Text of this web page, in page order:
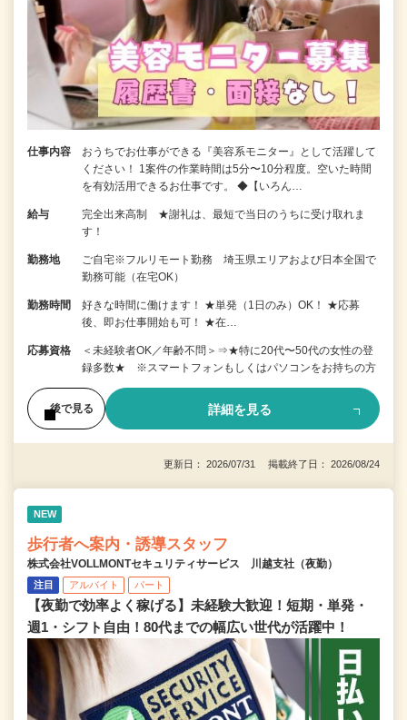
仕事内容
おうちでお仕事ができる『美容系モニター』として活躍して
ください！ 1案件の作業時間は5分〜10分程度。空いた時間
を有効活用できるお仕事です。 ◆【いろん…
給与
完全出来高制 ★謝礼は、最短で当日のうちに受け取れま
す！
勤務地
ご自宅※フルリモート勤務 埼玉県エリアおよび日本全国で
勤務可能（在宅OK）
勤務時間
好きな時間に働けます！ ★単発（1日のみ）OK！ ★応募
後、即お仕事開始も可！ ★在…
応募資格
＜未経験者OK／年齢不問＞⇒★特に20代〜50代の女性の登
録多数★ ※スマートフォンもしくはパソコンをお持ちの方
後で見る 詳細を見る
更新日： 2026/07/31 掲載終了日： 2026/08/24
NEW
歩行者へ案内・誘導スタッフ
株式会社VOLLMONTセキュリティサービス 川越支社（夜勤）
注目 アルバイト パート
【夜勤で効率よく稼げる】未経験大歓迎！短期・単発・
週1・シフト自由！80代までの幅広い世代が活躍中！